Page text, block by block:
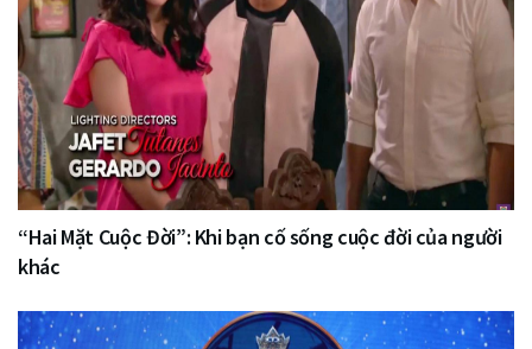
“Hai Mặt Cuộc Đời”: Khi bạn cố sống cuộc đời của người
khác